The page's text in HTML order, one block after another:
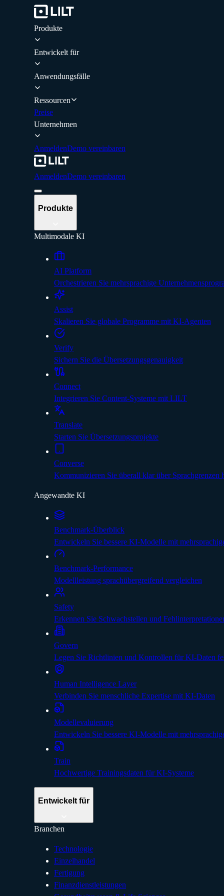
Produkte
Entwickelt für
Anwendungsfälle
Ressourcen
Preise
Unternehmen
AnmeldenDemo vereinbaren
AnmeldenDemo vereinbaren
Produkte
Multimodale KI
AI Platform
Orchestrieren Sie mehrsprachige
Assist
Skalieren Sie globale Programme mit KI-Agenten
Verify
Sichern Sie die Übersetzungsgenauigkeit
Connect
Integrieren Sie Content-Systeme mit LILT
Translate
Starten Sie Übersetzungsprojekte
Converse
Kommunizieren Sie überall klar über Sprachgrenzen
Angewandte KI
Benchmark-Überblick
Entwickeln Sie bessere KI-Modelle mit
Benchmark-Performance
Modellleistung sprachübergreifend vergleichen
Safety
Erkennen Sie Schwachstellen und
Govern
Legen Sie Richtlinien und Kontrollen für KI-Daten
Human Intelligence Layer
Verbinden Sie menschliche Expertise mit KI-Daten
Modellevaluierung
Entwickeln Sie bessere KI-Modelle mit
Train
Hochwertige Trainingsdaten für KI-Systeme
Entwickelt für
Branchen
Technologie
Einzelhandel
Fertigung
Finanzdienstleistungen